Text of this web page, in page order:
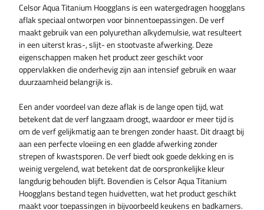
Celsor Aqua Titanium Hoogglans is een watergedragen hoogglans
aflak speciaal ontworpen voor binnentoepassingen. De verf
maakt gebruik van een polyurethan alkydemulsie, wat resulteert
in een uiterst kras-, slijt- en stootvaste afwerking. Deze
eigenschappen maken het product zeer geschikt voor
oppervlakken die onderhevig zijn aan intensief gebruik en waar
duurzaamheid belangrijk is.
Een ander voordeel van deze aflak is de lange open tijd, wat
betekent dat de verf langzaam droogt, waardoor er meer tijd is
om de verf gelijkmatig aan te brengen zonder haast. Dit draagt bij
aan een perfecte vloeiing en een gladde afwerking zonder
strepen of kwastsporen. De verf biedt ook goede dekking en is
weinig vergelend, wat betekent dat de oorspronkelijke kleur
langdurig behouden blijft. Bovendien is Celsor Aqua Titanium
Hoogglans bestand tegen huidvetten, wat het product geschikt
maakt voor toepassingen in bijvoorbeeld keukens en badkamers.